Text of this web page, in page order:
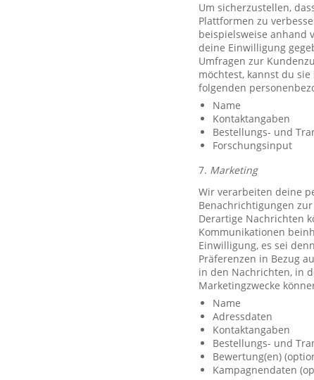
Um sicherzustellen,
Plattformen zu
beispielsweise anhand
deine Einwilligung
Umfragen zur
möchtest, kannst du
folgenden
Name
Kontaktangaben
Bestellungs- und
Forschungsinput
7. Marketing
Wir verarbeiten deine
Benachrichtigungen
Derartige Nachrichten
Kommunikationen
Einwilligung, es sei
Präferenzen in Bezug
in den Nachrichten, in
Marketingzwecke
Name
Adressdaten
Kontaktangaben
Bestellungs- und
Bewertung(en)
Kampagnendaten